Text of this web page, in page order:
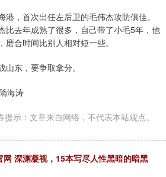
，首次出任左后卫的毛伟杰攻防俱佳。
比去年成熟了很多，自己带了小毛5年，他
合时间比别人相对短一些。
东，要争取拿分。
海涛
提示：文章来自网络，不代表本站观点。
网 深渊凝视，15本写尽人性黑暗的暗黑